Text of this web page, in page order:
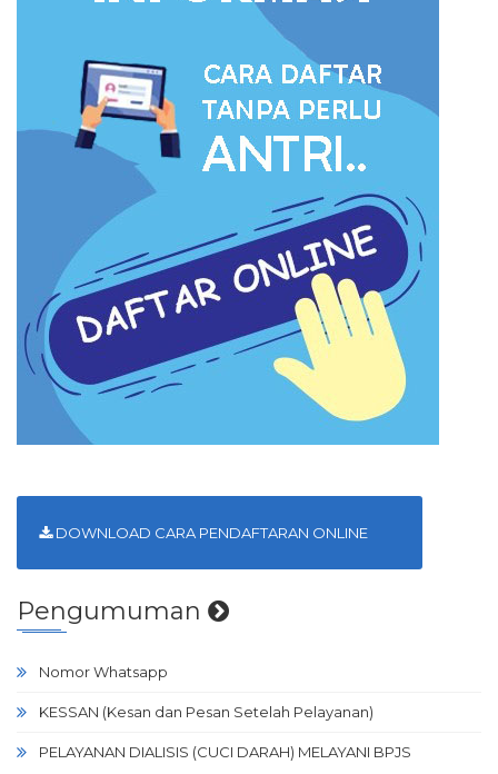
DOWNLOAD CARA PENDAFTARAN ONLINE
Pengumuman
Nomor Whatsapp
KESSAN (Kesan dan Pesan Setelah Pelayanan)
PELAYANAN DIALISIS (CUCI DARAH) MELAYANI BPJS